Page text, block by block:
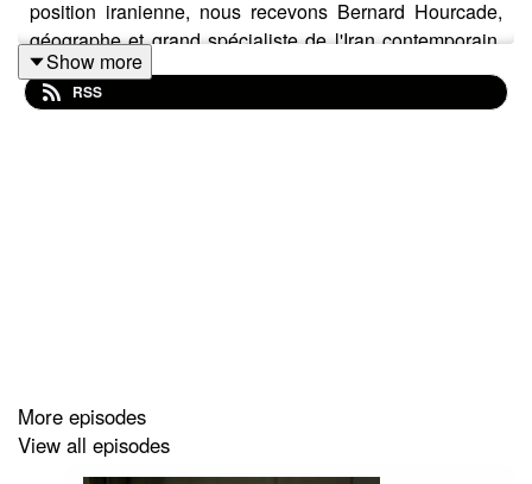
position iranienne, nous recevons Bernard Hourcade,
géographe et grand spécialiste de l'Iran contemporain.
Un éclairage indispensable sur un pays souvent
méconnu et sur les forces qui redessinent aujourd'hui la
Show more
RSS
More episodes
View all episodes